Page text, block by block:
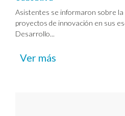
Asistentes se informaron sobre
proyectos de innovación en sus
Desarrollo...
Ver más